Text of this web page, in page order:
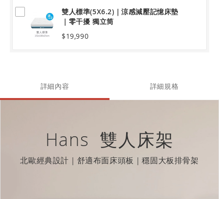
雙人標準(5X6.2)｜涼感減壓記憶床墊
｜零干擾 獨立筒
$19,990
詳細內容 詳細規格
Hans 雙人床架
北歐經典設計｜舒適布面床頭板｜穩固大板排骨架